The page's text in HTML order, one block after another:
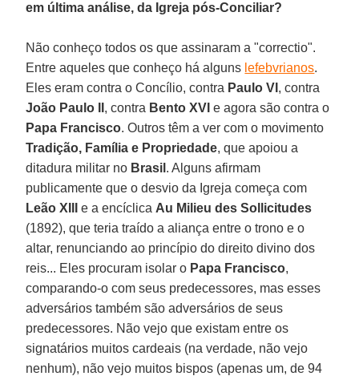
em última análise, da Igreja pós-Conciliar?
Não conheço todos os que assinaram a "correctio".
Entre aqueles que conheço há alguns lefebvrianos.
Eles eram contra o Concílio, contra Paulo VI , contra
João Paulo II , contra Bento XVI e agora são contra o
Papa Francisco. Outros têm a ver com o movimento
Tradição, Família e Propriedade, que apoiou a
ditadura militar no Brasil . Alguns afirmam
publicamente que o desvio da Igreja começa com
Leão XIII
e a encíclica Au Milieu des Sollicitudes
(1892), que teria traído a aliança entre o trono e o
altar, renunciando ao princípio do direito divino dos
reis... Eles procuram isolar o Papa Francisco,
comparando-o com seus predecessores, mas esses
adversários também são adversários de seus
predecessores. Não vejo que existam entre os
signatários muitos cardeais (na verdade, não vejo
nenhum), não vejo muitos bispos (apenas um, de 94